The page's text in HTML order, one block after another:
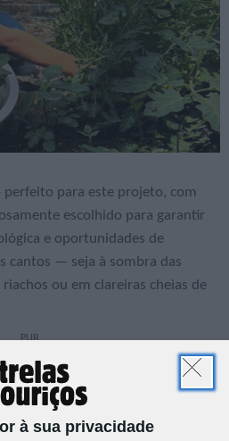
à sua privacidade
perfeito para este projeto, com
escolhido para garantir
e oportunidades de
cantos — seja à sombra das
ou em clareiras cheias de
PUB
as pré-inscrições para o